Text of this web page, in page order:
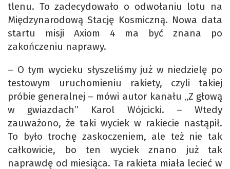
tlenu. To zadecydowało o odwołaniu lotu na
Międzynarodową Stację Kosmiczną. Nowa data
startu misji Axiom 4 ma być znana po
zakończeniu naprawy.
– O tym wycieku słyszeliśmy już w niedzielę po
testowym uruchomieniu rakiety, czyli takiej
próbie generalnej – mówi autor kanału „Z głową
w gwiazdach” Karol Wójcicki. – Wtedy
zauważono, że taki wyciek w rakiecie nastąpił.
To było trochę zaskoczeniem, ale też nie tak
całkowicie, bo ten wyciek znano już tak
naprawdę od miesiąca. Ta rakieta miała lecieć w